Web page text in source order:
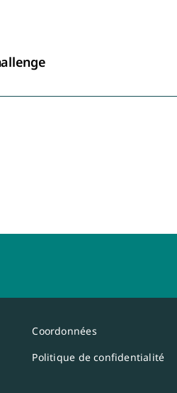
Coordonnées
Politique de confidentialité